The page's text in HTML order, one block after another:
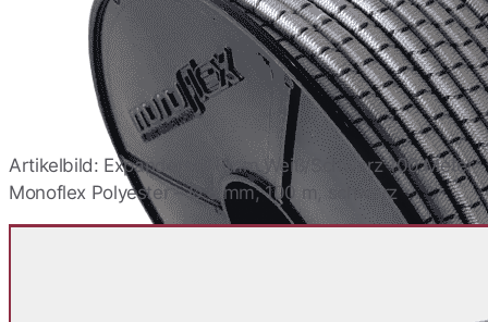
Artikelbild: Expanderseil 8mm Weiß/Schwarz 100 Meter
Monoflex Polyester – Ø 8 mm, 100 m, schwarz